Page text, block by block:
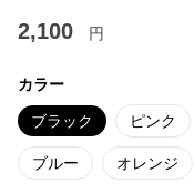
2,100 円
カラー
ブラック ピンク
ブルー オレンジ